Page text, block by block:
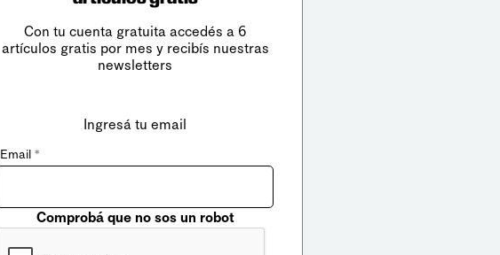
Con tu cuenta gratuita accedés a 6
artículos gratis por mes y recibís nuestras
newsletters
Ingresá tu email
Email *
Comprobá que no sos un robot